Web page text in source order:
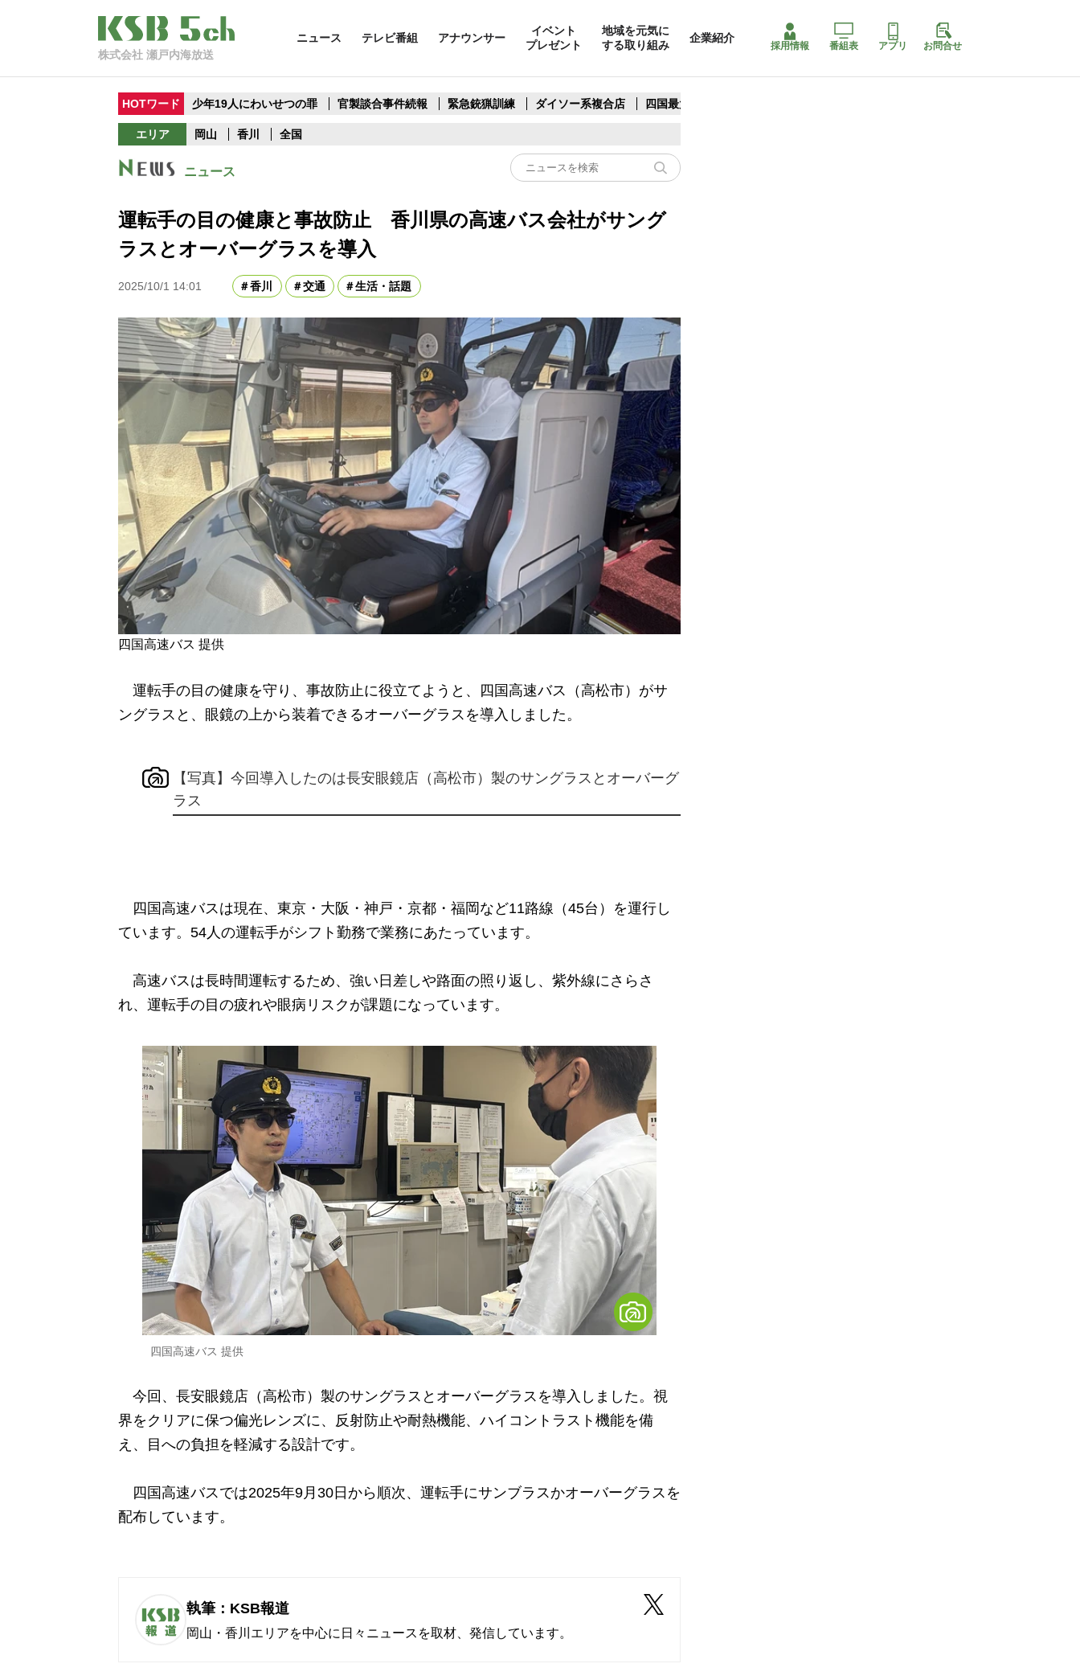
株式会社 瀬戸内海放送
ニュース テレビ番組 アナウンサー
イベント
プレゼント
地域を元気に
する取り組み
企業紹介
採用情報 番組表 アプリ お問合せ
HOTワード 少年19人にわいせつの罪 官製談合事件続報 緊急銃猟訓練 ダイソー系複合店 四国最大スリコ
エリア 岡山 香川 全国
ニュース
運転手の目の健康と事故防止 香川県の高速バス会社がサング
ラスとオーバーグラスを導入
2025/10/1 14:01 香川 交通 生活・話題
四国高速バス 提供
運転手の目の健康を守り、事故防止に役立てようと、四国高速バス（高松市）がサ
ングラスと、眼鏡の上から装着できるオーバーグラスを導入しました。
【写真】今回導入したのは長安眼鏡店（高松市）製のサングラスとオーバーグ
ラス
四国高速バスは現在、東京・大阪・神戸・京都・福岡など11路線（45台）を運行し
ています。54人の運転手がシフト勤務で業務にあたっています。
高速バスは長時間運転するため、強い日差しや路面の照り返し、紫外線にさらさ
れ、運転手の目の疲れや眼病リスクが課題になっています。
四国高速バス 提供
今回、長安眼鏡店（高松市）製のサングラスとオーバーグラスを導入しました。視
界をクリアに保つ偏光レンズに、反射防止や耐熱機能、ハイコントラスト機能を備
え、目への負担を軽減する設計です。
四国高速バスでは2025年9月30日から順次、運転手にサンブラスかオーバーグラスを
配布しています。
執筆：KSB報道
岡山・香川エリアを中心に日々ニュースを取材、発信しています。